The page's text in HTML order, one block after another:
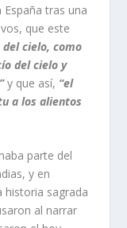
tras una
que este
cielo, como
del cielo y
y que así, “el
a los alientos
parte del
y en
historia sagrada
al narrar